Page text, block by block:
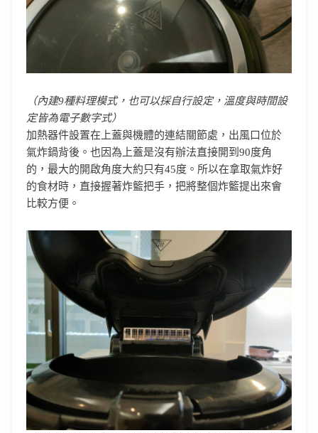
（內建9種料理模式，也可以採自行設定，溫度與時間設
定皆為電子數字式）
加熱器件設置在上蓋與機體的連結關節處，出風口位於
氣炸鍋背後。也因為上蓋是沒有辦法直接開到90度角
的，最大的開啟角度大約只有45度。所以在拿取氣炸好
的食材時，直接握著炸籃把手，把將整個炸籃提出來會
比較方便。